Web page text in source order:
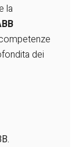
la
dei